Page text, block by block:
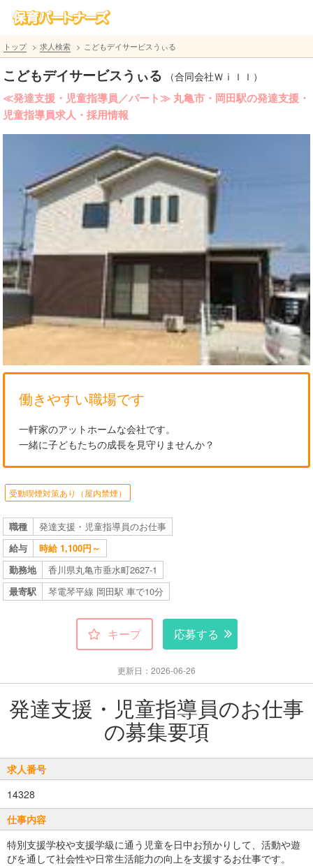
トップ 求人検索 こどもデイサービスうぃる
こどもデイサービスうぃる （合同会社Ｗｉｌｌ）
≪発達支援・児童指導員／パート≫ 丸亀市・岡田駅の発達支援・
児童指導員求人・採用情報
働きやすい職場です
一軒家のアットホームな会社です。
一緒に子どもたちの成長を見守りませんか？
受動喫煙対策あり（屋内禁煙）
職種
発達支援・児童指導員のお仕事
給与
時給 1,100円～
勤務地
香川県丸亀市垂水町2627-1
最寄駅
琴電琴平線 岡田駅 車で10分
キープ 応募する
更新日：2026-06-26
発達支援・児童指導員のお仕事
の募集要項
求人番号
14328
仕事内容
特別支援学校や支援学級に通う児童を日中お預かりして、活動や遊
びを通して社会性や日常生活能力の向上を支援するお仕事です。